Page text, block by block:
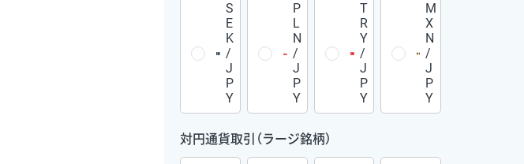
S
E
K
/
J
P
Y
P
L
N
/
J
P
Y
T
R
Y
/
J
P
Y
M
X
N
/
J
P
Y
対円通貨取引（ラージ銘柄）